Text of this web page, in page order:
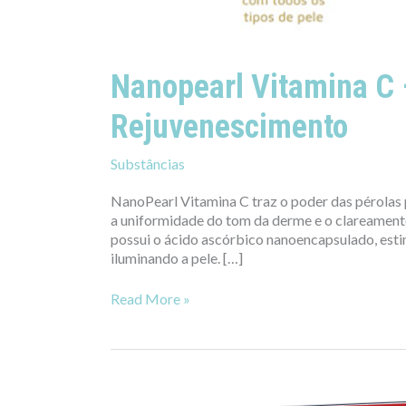
Nanopearl Vitamina C
Rejuvenescimento
Substâncias
NanoPearl Vitamina C traz o poder das pérolas
a uniformidade do tom da derme e o
possui o ácido ascórbico nanoencapsulado,
iluminando a pele. […]
Read More »